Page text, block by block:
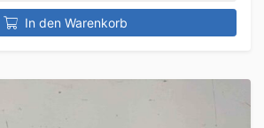
In den Warenkorb